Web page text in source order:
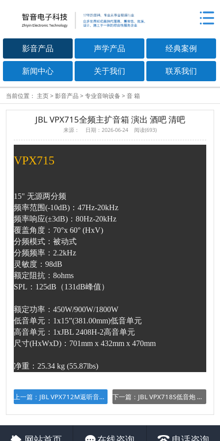
影音产品 声学产品 经典案例
新闻中心 关于我们 联系我们
当前位置： 主页> 影音产品 > 专业音响设备 > 音 箱
JBL VPX715全频主扩音箱 演出 酒吧 清吧
来源： 日期：2026-06-24 阅读(693)
VPX715
15" 无源两分频
频率范围(-10dB)：47Hz-20kHz
频率响应(±3dB)：80Hz-20kHz
覆盖角度：70°x 60° (HxV)
分频模式：被动式
分频频率：2.2kHz
灵敏度：98dB
额定阻抗：8ohms
SPL：125dB（131dB峰值）
额定功率：450W/900W/1800W
低音单元：1x15”(381.00mm)低音单元
高音单元：1xJBL 2408H-2高音单元
尺寸(HxWxD)：701mm x 432mm x 470mm
净重：25.34 kg (55.87lbs)
上一篇： JBL VPX712M返听音箱全频主扩音箱 演出 酒吧 清吧 下一篇： JBL VPX718S低音炮 演出 酒吧 清吧